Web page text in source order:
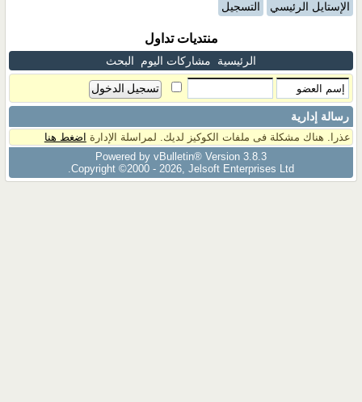
الإستايل الرئيسي التسجيل
منتديات تداول
الرئيسية مشاركات اليوم البحث
رسالة إدارية
عذرا. هناك مشكلة فى ملفات الكوكيز لديك. لمراسلة الإدارة اضغط هنا
Powered by vBulletin® Version 3.8.3
Copyright ©2000 - 2026, Jelsoft Enterprises Ltd.